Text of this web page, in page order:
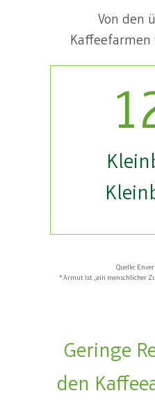
Von den
Quelle:
* Armut ist „ein menschlicher
Geringe
den